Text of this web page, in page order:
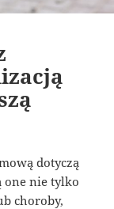
dotyczą
one nie tylko
choroby,